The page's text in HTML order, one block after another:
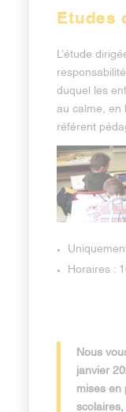
Etudes
L’étude
duquel les
au calme, en
référent
Horaires :
Nous
janvier
mises en
scolaires,